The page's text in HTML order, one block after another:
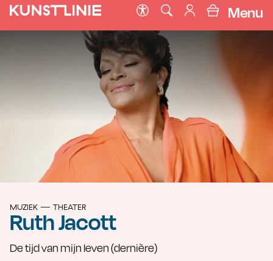
Menu
MUZIEK THEATER
Ruth Jacott
De tijd van mijn leven (dernière)